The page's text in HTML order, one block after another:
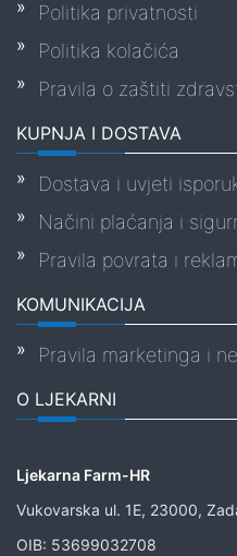
Politika privatnosti
Politika kolačića
Pravila o zaštiti
KUPNJA I DOSTAVA
Dostava i uvjeti
Načini plaćanja i
Pravila povrata i
KOMUNIKACIJA
Pravila marketinga i
O LJEKARNI
Ljekarna Farm-HR
Vukovarska ul. 1E, 23000,
OIB: 53699032708